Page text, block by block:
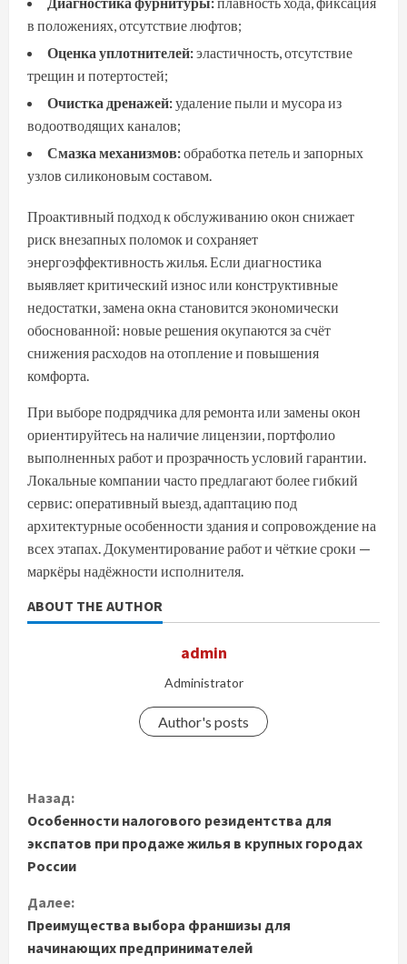
в положениях, отсутствие люфтов;
Оценка уплотнителей:эластичность, отсутствие
трещин и потертостей;
Очистка дренажей:удаление пыли и мусора из
водоотводящих каналов;
Смазка механизмов:обработка петель и запорных
узлов силиконовым составом.
Проактивный подход к обслуживанию окон снижает
риск внезапных поломок и сохраняет
энергоэффективность жилья. Если диагностика
выявляет критический износ или конструктивные
недостатки, замена окна становится экономически
обоснованной: новые решения окупаются за счёт
снижения расходов на отопление и повышения
комфорта.
При выборе подрядчика для ремонта или замены окон
ориентируйтесь на наличие лицензии, портфолио
выполненных работ и прозрачность условий гарантии.
Локальные компании часто предлагают более гибкий
сервис: оперативный выезд, адаптацию под
архитектурные особенности здания и сопровождение на
всех этапах. Документирование работ и чёткие сроки —
маркёры надёжности исполнителя.
ABOUT THE AUTHOR
admin
Administrator
Author's posts
П
р
о
д
о
Назад:
Особенности налогового резидентства для
экспатов при продаже жилья в крупных городах
России
Далее:
Преимущества выбора франшизы для
начинающих предпринимателей